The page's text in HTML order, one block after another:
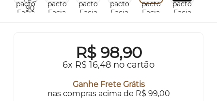
R$ 98,90
6x R$ 16,48 no cartão
Ganhe Frete Grátis
nas compras acima de R$ 99,00